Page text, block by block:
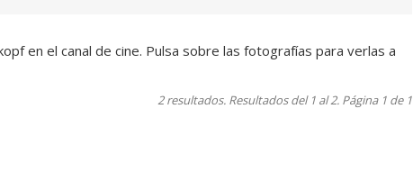
en el canal de cine. Pulsa sobre las fotografías para verlas a
2 resultados. Resultados del 1 al 2. Página 1 de 1